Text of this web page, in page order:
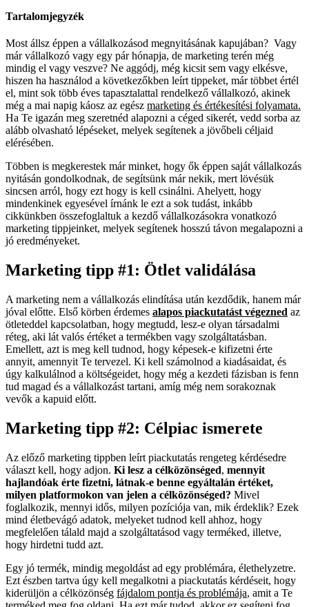
Tartalomjegyzék
Most állsz éppen a vállalkozásod megnyitásának kapujában? Vagy
már vállalkozó vagy egy pár hónapja, de marketing terén még
mindig el vagy veszve? Ne aggódj, még kicsit sem vagy elkésve,
hiszen ha használod a következőkben leírt tippeket, már többet értél
el, mint sok több éves tapasztalattal rendelkező vállalkozó, akinek
még a mai napig káosz az egész marketing és értékesítési folyamata.
Ha Te igazán meg szeretnéd alapozni a céged sikerét, vedd sorba az
alább olvasható lépéseket, melyek segítenek a jövőbeli céljaid
elérésében.
Többen is megkerestek már minket, hogy ők éppen saját vállalkozás
nyitásán gondolkodnak, de segítsünk már nekik, mert lövésük
sincsen arról, hogy ezt hogy is kell csinálni. Ahelyett, hogy
mindenkinek egyesével írnánk le ezt a sok tudást, inkább
cikkünkben összefoglaltuk a kezdő vállalkozásokra vonatkozó
marketing tippjeinket, melyek segítenek hosszú távon megalapozni a
jó eredményeket.
Marketing tipp #1: Ötlet validálása
A marketing nem a vállalkozás elindítása után kezdődik, hanem már
jóval előtte. Első körben érdemes alapos piackutatást végezned az
ötleteddel kapcsolatban, hogy megtudd, lesz-e olyan társadalmi
réteg, aki lát valós értéket a termékben vagy szolgáltatásban.
Emellett, azt is meg kell tudnod, hogy képesek-e kifizetni érte
annyit, amennyit Te tervezel. Ki kell számolnod a kiadásaidat, és
úgy kalkulálnod a költségeidet, hogy még a kezdeti fázisban is fenn
tud magad és a vállalkozást tartani, amíg még nem sorakoznak
vevők a kapuid előtt.
Marketing tipp #2: Célpiac ismerete
Az előző marketing tippben leírt piackutatás rengeteg kérdésedre
választ kell, hogy adjon. Ki lesz a célközönséged, mennyit
hajlandóak érte fizetni, látnak-e benne egyáltalán értéket,
milyen platformokon van jelen a célközönséged? Mivel
foglalkozik, mennyi idős, milyen pozíciója van, mik érdeklik? Ezek
mind életbevágó adatok, melyeket tudnod kell ahhoz, hogy
megfelelően tálald majd a szolgáltatásod vagy terméked, illetve,
hogy hirdetni tudd azt.
Egy jó termék, mindig megoldást ad egy problémára, élethelyzetre.
Ezt észben tartva úgy kell megalkotni a piackutatás kérdéseit, hogy
kiderüljön a célközönség fájdalom pontja és problémája, amit a Te